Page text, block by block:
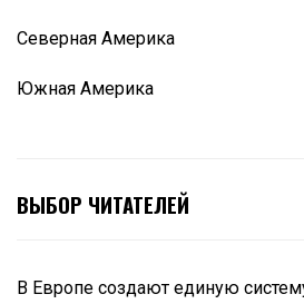
Северная Америка
Южная Америка
ВЫБОР ЧИТАТЕЛЕЙ
В Европе создают единую